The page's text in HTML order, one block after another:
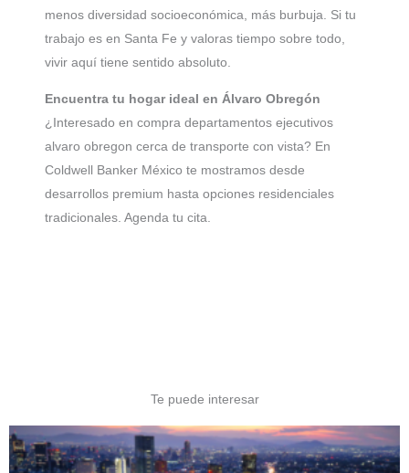
menos diversidad socioeconómica, más burbuja. Si tu
trabajo es en Santa Fe y valoras tiempo sobre todo,
vivir aquí tiene sentido absoluto.
Encuentra tu hogar ideal en Álvaro Obregón
¿Interesado en compra departamentos ejecutivos
alvaro obregon cerca de transporte con vista? En
Coldwell Banker México te mostramos desde
desarrollos premium hasta opciones residenciales
tradicionales. Agenda tu cita.
Te puede interesar